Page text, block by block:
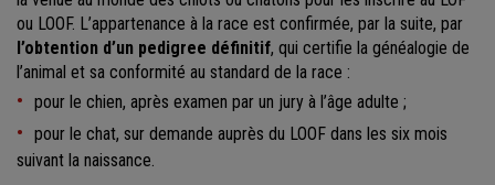
ou LOOF. L’appartenance à la race est confirmée, par la suite, par
l’obtention d’un pedigree définitif, qui certifie la généalogie de
l’animal et sa conformité au standard de la race :
pour le chien, après examen par un jury à l’âge adulte ;
pour le chat, sur demande auprès du LOOF dans les six mois
suivant la naissance.